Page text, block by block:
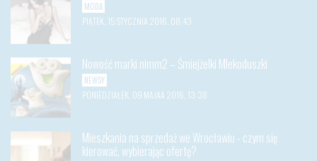
MODA
PIĄTEK, 15 STYCZNIA 2016, 08:43
Nowość marki nimm2 – Śmiejżelki Mlekoduszki
NEWSY
PONIEDZIAŁEK, 09 MAJAA 2016, 13:38
Mieszkania na sprzedaż we Wrocławiu - czym się
kierować, wybierając ofertę?